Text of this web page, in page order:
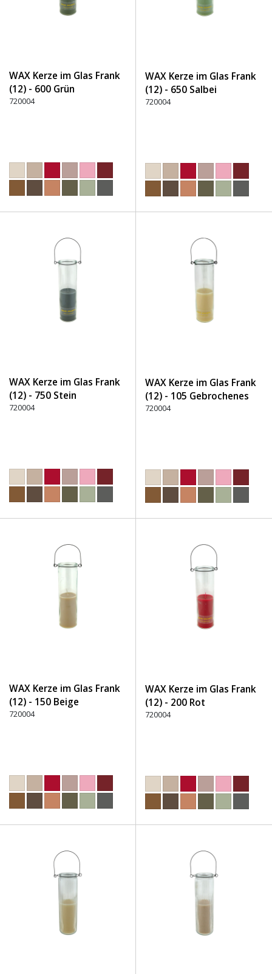
WAX Kerze im Glas Frank
(12) - 600 Grün
720004
WAX Kerze im Glas Frank
(12) - 650 Salbei
720004
WAX Kerze im Glas Frank
(12) - 750 Stein
720004
WAX Kerze im Glas Frank
(12) - 105 Gebrochenes
Weiß
720004
WAX Kerze im Glas Frank
(12) - 150 Beige
720004
WAX Kerze im Glas Frank
(12) - 200 Rot
720004